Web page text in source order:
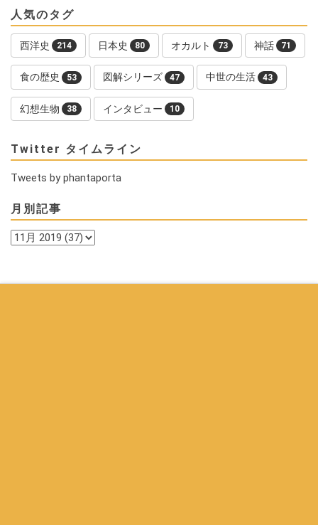
人気のタグ
西洋史 214 日本史 80 オカルト 73 神話 71
食の歴史 53 図解シリーズ 47 中世の生活 43
幻想生物 38 インタビュー 10
Twitter タイムライン
Tweets by phantaporta
月別記事